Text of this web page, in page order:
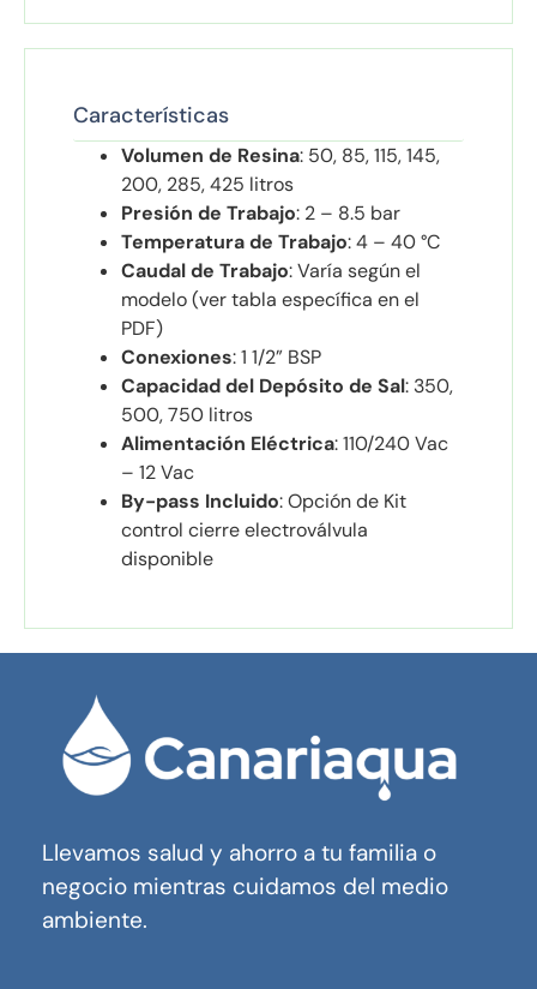
Características
Volumen de Resina: 50, 85, 115, 145,
200, 285, 425 litros
Presión de Trabajo: 2 – 8.5 bar
Temperatura de Trabajo: 4 – 40 °C
Caudal de Trabajo: Varía según el
modelo (ver tabla específica en el
PDF)
Conexiones: 1 1/2” BSP
Capacidad del Depósito de Sal: 350,
500, 750 litros
Alimentación Eléctrica: 110/240 Vac
– 12 Vac
By-pass Incluido: Opción de Kit
control cierre electroválvula
disponible
Llevamos salud y ahorro a tu familia o
negocio mientras cuidamos del medio
ambiente.